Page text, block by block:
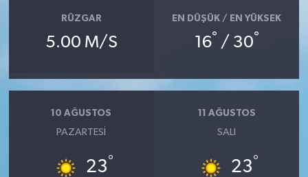
RÜZGAR
5.00 M/S
EN DÜŞÜK / EN YÜKSEK
16° / 30°
10 AĞUSTOS
PAZARTESI
23°
11 AĞUSTOS
SALI
23°